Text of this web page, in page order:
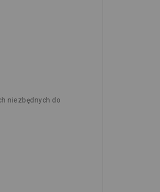
niezbędnych do